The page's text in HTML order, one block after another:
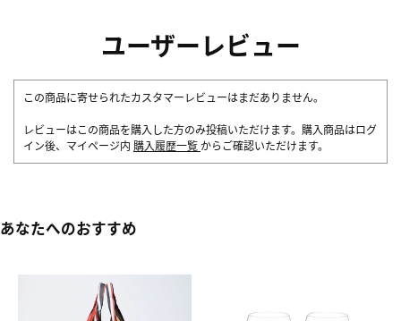
ユーザーレビュー
この商品に寄せられたカスタマーレビューはまだありません。
レビューはこの商品を購入した方のみ投稿いただけます。購入商品はログ
イン後、マイページ内 購入履歴一覧 からご確認いただけます。
あなたへのおすすめ